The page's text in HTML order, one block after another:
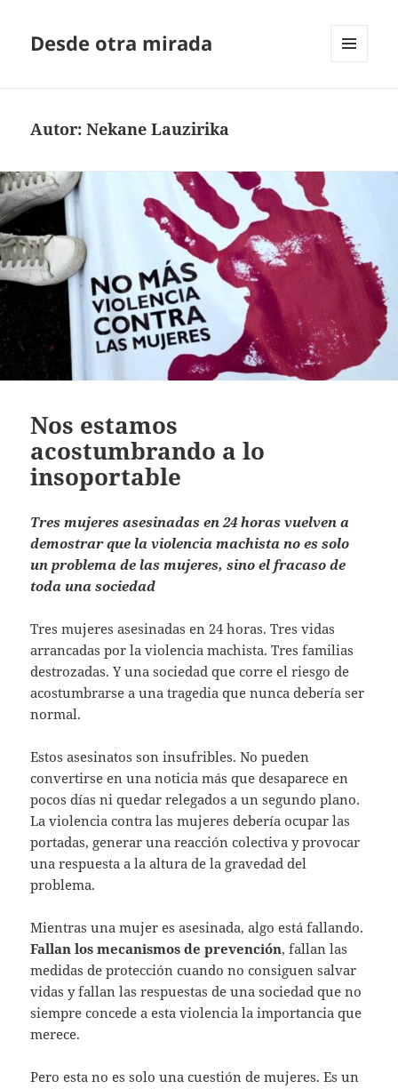
Desde otra mirada
Autor:Nekane Lauzirika
Nos estamos
acostumbrando a lo
insoportable
Tres mujeres asesinadas en 24 horas vuelven a
demostrar que la violencia machista no es solo
un problema de las mujeres, sino el fracaso de
toda una sociedad
Tres mujeres asesinadas en 24 horas. Tres vidas
arrancadas por la violencia machista. Tres familias
destrozadas. Y una sociedad que corre el riesgo de
acostumbrarse a una tragedia que nunca debería ser
normal.
Estos asesinatos son insufribles. No pueden
convertirse en una noticia más que desaparece en
pocos días ni quedar relegados a un segundo plano.
La violencia contra las mujeres debería ocupar las
portadas, generar una reacción colectiva y provocar
una respuesta a la altura de la gravedad del
problema.
Mientras una mujer es asesinada, algo está fallando.
Fallan los mecanismos de prevención, fallan las
medidas de protección cuando no consiguen salvar
vidas y fallan las respuestas de una sociedad que no
siempre concede a esta violencia la importancia que
merece.
Pero esta no es solo una cuestión de mujeres. Es un